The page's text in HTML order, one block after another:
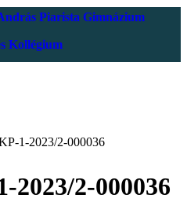
Piarista Gimnázium
Kollégium
1-2023/2-000036
2023/2-000036